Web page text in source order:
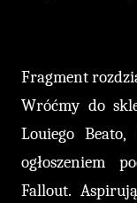
Fragment
Wróćmydo
Louiego
ogłoszeniem
Fallout.